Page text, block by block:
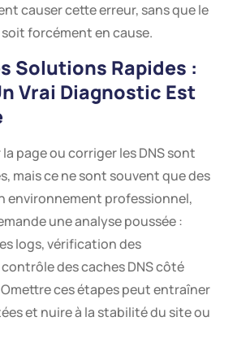
causer cette erreur, sans que le
forcément en cause.
Solutions Rapides :
Vrai Diagnostic Est
page ou corriger les DNS sont
mais ce ne sont souvent que des
environnement professionnel,
une analyse poussée :
logs, vérification des
des caches DNS côté
ces étapes peut entraîner
et nuire à la stabilité du site ou